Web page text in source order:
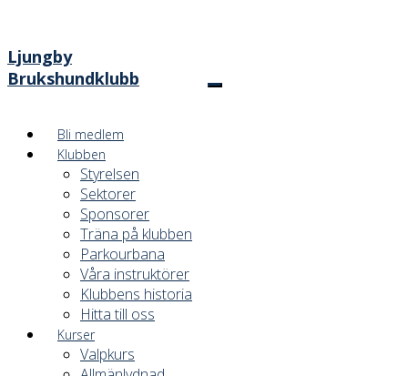
Ljungby
Brukshundklubb
Bli medlem
Klubben
Styrelsen
Sektorer
Sponsorer
Träna på klubben
Parkourbana
Våra instruktörer
Klubbens historia
Hitta till oss
Kurser
Valpkurs